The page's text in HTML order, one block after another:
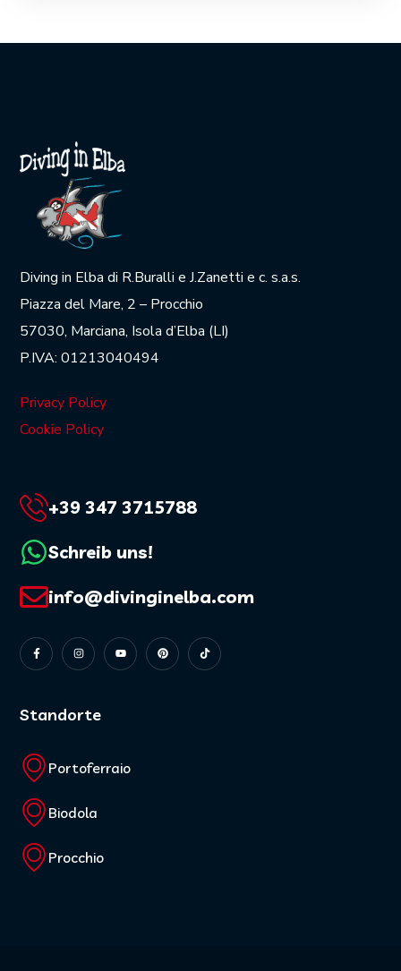
Diving in Elba di R.Buralli e J.Zanetti e c. s.a.s.
Piazza del Mare, 2 – Procchio
57030, Marciana, Isola d’Elba (LI)
P.IVA: 01213040494
Privacy Policy
Cookie Policy
+39 347 3715788
Schreib uns!
info@divinginelba.com
Standorte
Portoferraio
Biodola
Procchio